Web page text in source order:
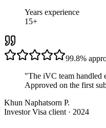
Years experience
15+
99.8%
"The iVC team handled
Approved on the first
Khun Naphatsorn P.
Investor Visa client · 2024